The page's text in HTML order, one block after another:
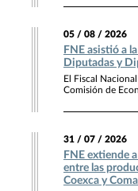
05 / 08 / 2026
FNE asistió a
Diputadas y
El Fiscal
Comisión de
31 / 07 / 2026
FNE extiende
entre las
Coexca y